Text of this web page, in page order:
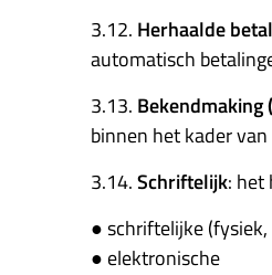
3.12. Herhaalde
automatisch
3.13. Bekendmaking
binnen het kader
3.14.Schriftelijk: het
● schriftelijke (fysiek,
● elektronische